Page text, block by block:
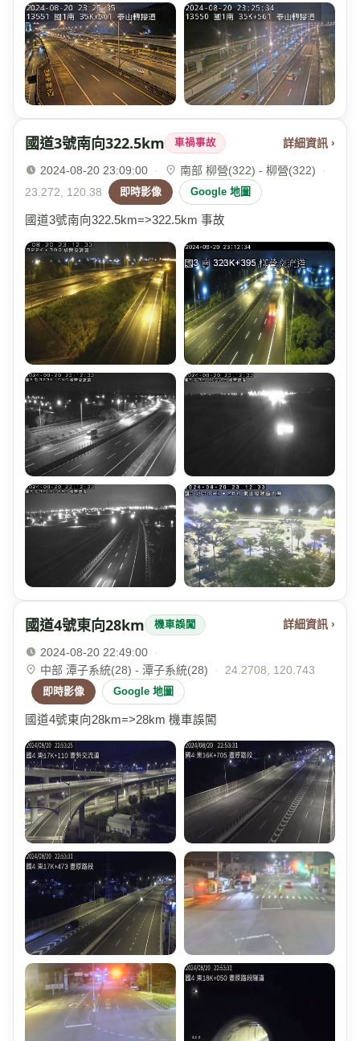
國道3號南向322.5km 車禍事故 詳細資訊 ›
2024-08-20 23:09:00 · 南部 柳營(322) - 柳營(322)
·
23.272, 120.38
即時影像 Google 地圖
國道3號南向322.5km=>322.5km 事故
國道4號東向28km 機車誤闖 詳細資訊 ›
2024-08-20 22:49:00
·
中部 潭子系統(28) - 潭子系統(28)
· 24.2708, 120.743
即時影像 Google 地圖
國道4號東向28km=>28km 機車誤闖